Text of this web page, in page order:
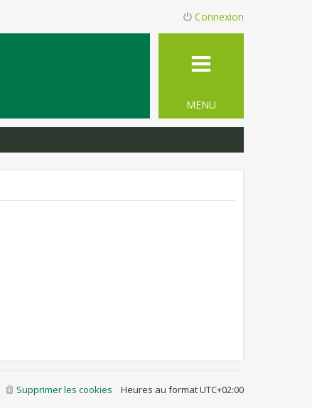
Connexion
MENU
Heures au formatUTC+02:00
Supprimer les cookies